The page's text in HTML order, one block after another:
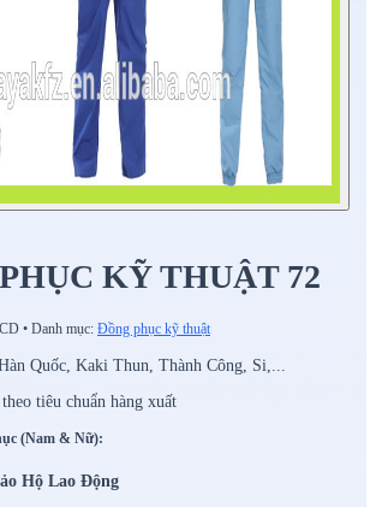
KỸ THUẬT 72
• Danh mục: Đồng phục kỹ thuật
Quốc, Kaki Thun, Thành Công, Si,...
tiêu chuẩn hàng xuất
(Nam & Nữ):
Hộ Lao Động